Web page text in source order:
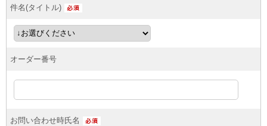
件名(タイトル)
オーダー番号
お問い合わせ時氏名